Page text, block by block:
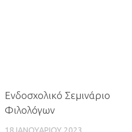
Ενδοσχολικό Σεμινάριο
Φιλολόγων